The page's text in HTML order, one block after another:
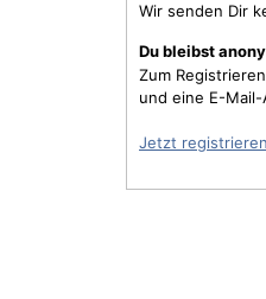
Wir senden Dir
Du bleibst
Zum
und eine E-
Jetzt registrieren